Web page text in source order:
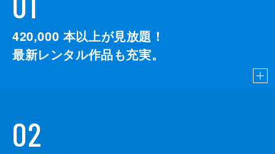
420,000 本以上が見放題！
最新レンタル作品も充実。
02